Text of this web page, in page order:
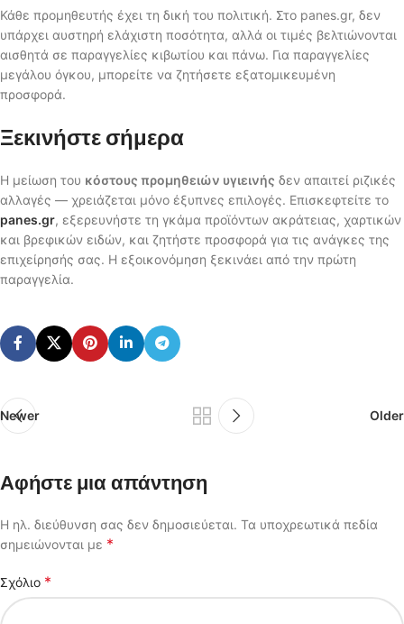
Κάθε προμηθευτής έχει τη δική του πολιτική. Στο panes.gr, δεν
υπάρχει αυστηρή ελάχιστη ποσότητα, αλλά οι τιμές βελτιώνονται
αισθητά σε παραγγελίες κιβωτίου και πάνω. Για παραγγελίες
μεγάλου όγκου, μπορείτε να ζητήσετε εξατομικευμένη
προσφορά.
Ξεκινήστε σήμερα
Η μείωση του κόστους προμηθειών υγιεινής δεν απαιτεί ριζικές
αλλαγές — χρειάζεται μόνο έξυπνες επιλογές. Επισκεφτείτε το
panes.gr, εξερευνήστε τη γκάμα προϊόντων ακράτειας, χαρτικών
και βρεφικών ειδών, και ζητήστε προσφορά για τις ανάγκες της
επιχείρησής σας. Η εξοικονόμηση ξεκινάει από την πρώτη
παραγγελία.
Newer Older
Αφήστε μια απάντηση
Η ηλ. διεύθυνση σας δεν δημοσιεύεται. Τα υποχρεωτικά πεδία
σημειώνονται με *
Σχόλιο *